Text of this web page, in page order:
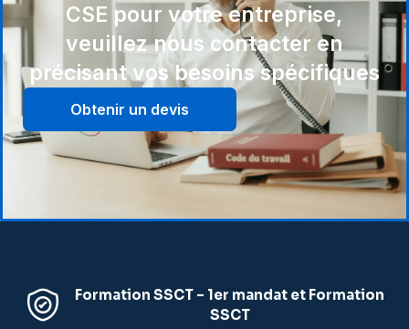
CSE pour votre entreprise,
veuillez nous contacter en
précisant vos besoins spécifiques
Obtenir un devis
Formation SSCT – 1er mandat et Formation
SSCT